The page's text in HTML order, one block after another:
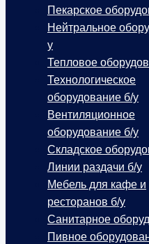
Пекарское
Нейтральное
у
Тепловое
Технологическое
оборудование б/у
Вентиляционное
оборудование б/у
Складское
Линии раздачи б/у
Мебель для кафе и
ресторанов б/у
Санитарное
Пивное